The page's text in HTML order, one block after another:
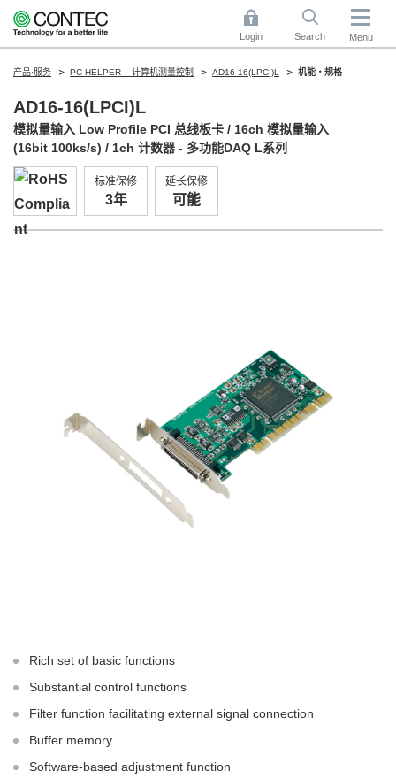
Login Search Menu
产品·服务 PC-HELPER – 计算机测量控制 AD16-16(LPCI)L 机能・规格
AD16-16(LPCI)L
模拟量输入 Low Profile PCI 总线板卡 / 16ch 模拟量输入
(16bit 100ks/s) / 1ch 计数器 - 多功能DAQ L系列
标准保修
3年
延长保修
可能
Rich set of basic functions
Substantial control functions
Filter function facilitating external signal connection
Buffer memory
Software-based adjustment function